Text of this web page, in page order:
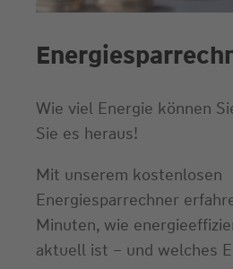
Wie viel Energie können
Sie es heraus!
Mit unserem kostenlosen
Energiesparrechner
Minuten, wie
aktuell ist – und welches